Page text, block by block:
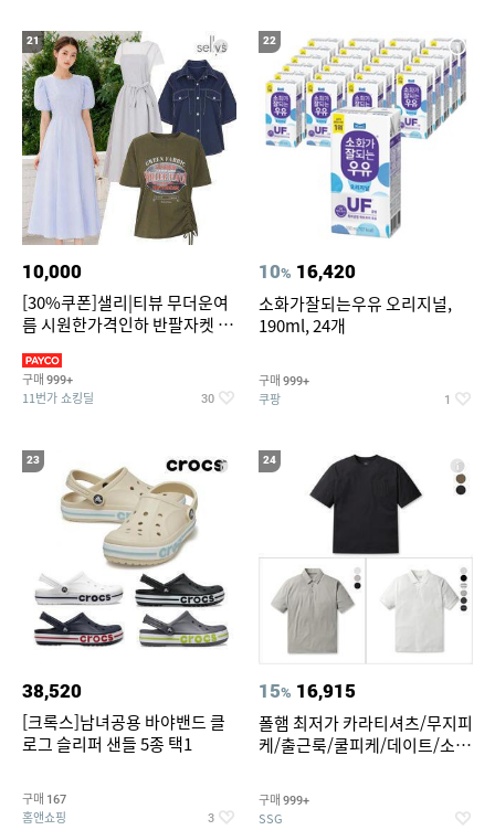
21
10,000
[30%쿠폰]샐리|티뷰 무더운여
름 시원한가격인하 반팔자켓 1
구매 999+
11번가 쇼킹딜 30
22
10% 16,420
소화가잘되는우유 오리지널,
190ml, 24개
구매 999+
쿠팡 1
23
38,520
[크록스]남녀공용 바야밴드 클
로그 슬리퍼 샌들 5종 택1
구매 167
홈앤쇼핑 3
24
15% 16,915
폴햄 최저가 카라티셔츠/무지피
케/출근룩/쿨피케/데이트/소로
구매 999+
SSG